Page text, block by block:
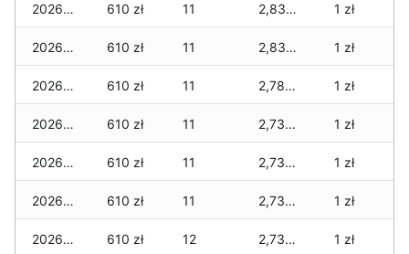
2026-06-11 610 zł 11 2,830 zł 1 zł
2026-06-10 610 zł 11 2,830 zł 1 zł
2026-06-09 610 zł 11 2,780 zł 1 zł
2026-06-07 610 zł 11 2,730 zł 1 zł
2026-06-06 610 zł 11 2,730 zł 1 zł
2026-06-05 610 zł 11 2,730 zł 1 zł
2026-06-04 610 zł 12 2,730 zł 1 zł